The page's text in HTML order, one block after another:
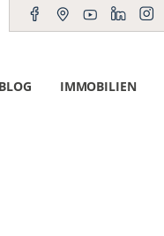
BLOG IMMOBILIEN